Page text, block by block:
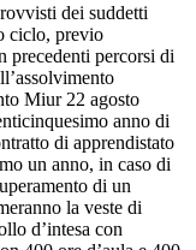
dei suddetti
ciclo, previo
precedenti percorsi di
Miur 22 agosto
anno di
di apprendistato
un anno, in caso di
di un
la veste di
d’intesa con